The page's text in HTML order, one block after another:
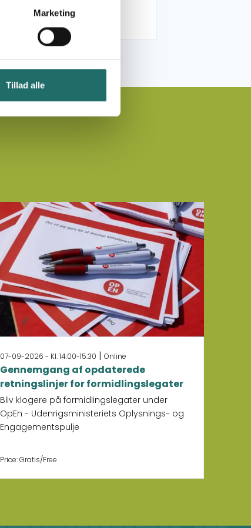
Marketing
Tillad alle
07-09-2026 - Kl. 14:00-15:30 | Online
Gennemgang af opdaterede
retningslinjer for formidlingslegater
Bliv klogere på formidlingslegater under
OpEn - Udenrigsministeriets Oplysnings- og
Engagementspulje
Price: Gratis/Free